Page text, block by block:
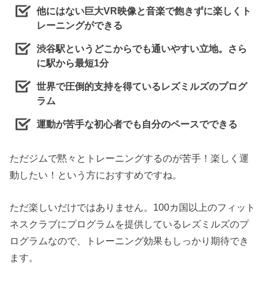
他にはない巨大VR映像と音楽で飽きずに楽しくト
レーニングができる
渋谷駅というどこからでも通いやすい立地。さら
に駅から最短1分
世界で圧倒的支持を得ているレズミルズのプログ
ラム
運動が苦手な初心者でも自分のペースでできる
ただジムで黙々とトレーニングするのが苦手！楽しく運
動したい！という方におすすめですね。
ただ楽しいだけではありません。100カ国以上のフィット
ネスクラブにプログラムを提供しているレズミルズのプ
ログラムなので、トレーニング効果もしっかり期待でき
ます。